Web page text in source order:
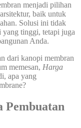
menjadi pilihan
baik untuk
Solusi ini tidak
yang tinggi, tetapi juga
Anda.
dari kanopi membran
memesan, Harga
apa yang
Pembuatan